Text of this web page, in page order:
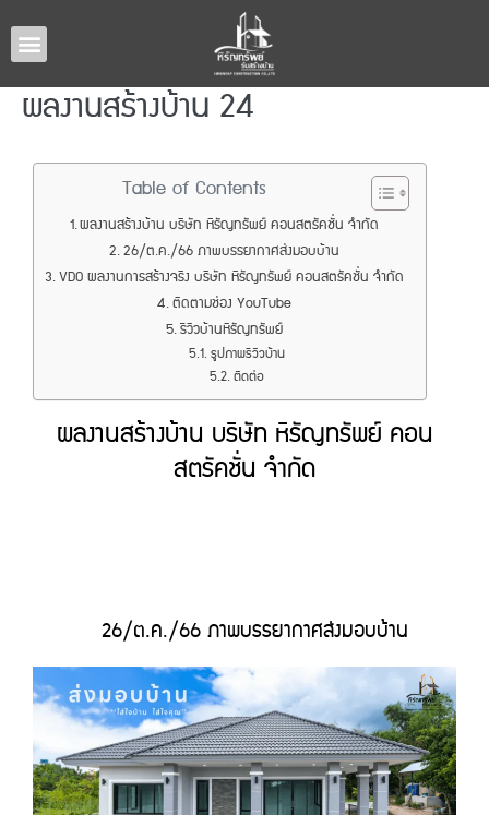
ผลงานสร้างบ้าน 24
Table of Contents
ผลงานสร้างบ้าน บริษัท หิรัญทรัพย์ คอนสตรัคชั่น จำกัด
26/ต.ค./66 ภาพบรรยากาศส่งมอบบ้าน
VDO ผลงานการสร้างจริง บริษัท หิรัญทรัพย์ คอนสตรัคชั่น จำกัด
ติดตามช่อง YouTube
รีวิวบ้านหิรัญทรัพย์
รูปภาพรีวิวบ้าน
ติดต่อ
ผลงานสร้างบ้าน บริษัท หิรัญทรัพย์ คอน
สตรัคชั่น จำกัด
26/ต.ค./66 ภาพบรรยากาศส่งมอบบ้าน